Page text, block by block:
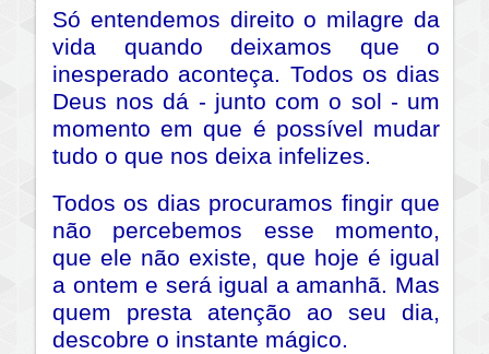
Só entendemos direito o milagre da
vida quando deixamos que o
inesperado aconteça. Todos os dias
Deus nos dá - junto com o sol - um
momento em que é possível mudar
tudo o que nos deixa infelizes.
Todos os dias procuramos fingir que
não percebemos esse momento,
que ele não existe, que hoje é igual
a ontem e será igual a amanhã. Mas
quem presta atenção ao seu dia,
descobre o instante mágico.